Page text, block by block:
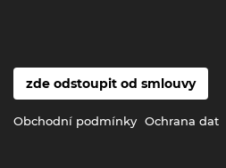
zde odstoupit od smlouvy
Obchodní podmínky Ochrana dat